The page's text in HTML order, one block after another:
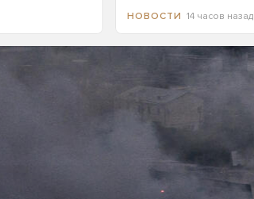
НОВОСТИ 14 часов назад